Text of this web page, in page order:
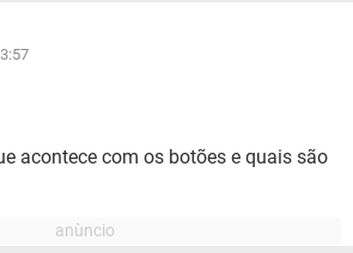
acontece com os botões e quais são